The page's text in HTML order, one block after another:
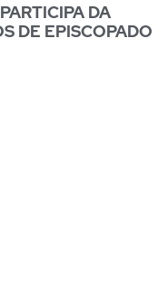
DA
DE EPISCOPADO